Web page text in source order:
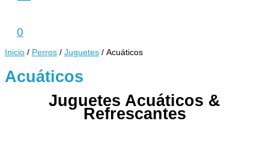
0
Inicio / Perros / Juguetes / Acuáticos
Acuáticos
Juguetes Acuáticos &
Refrescantes